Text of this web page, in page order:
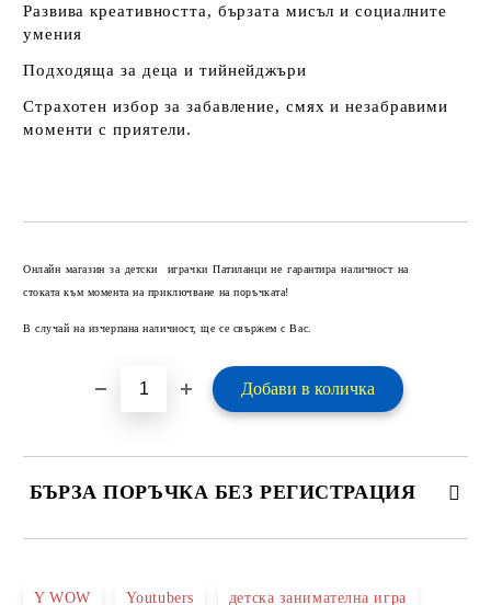
Развива креативността, бързата мисъл и социалните
умения
Подходяща за деца и тийнейджъри
Страхотен избор за забавление, смях и незабравими
моменти с приятели.
Онлайн магазин за детски играчки Патиланци не гарантира наличност на
стоката към момента на приключване на поръчката!
В случай на изчерпана наличност, ще се свържем с Вас.
БЪРЗА ПОРЪЧКА БЕЗ РЕГИСТРАЦИЯ
Y WOW Youtubers детска занимателна игра